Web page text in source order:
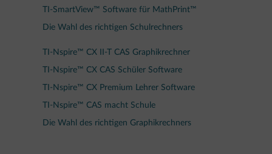
TI-SmartView™ Software für MathPrint™
Die Wahl des richtigen Schulrechners
TI-Nspire™ CX II-T CAS Graphikrechner
TI-Nspire™ CX CAS Schüler Software
TI-Nspire™ CX Premium Lehrer Software
TI-Nspire™ CAS macht Schule
Die Wahl des richtigen Graphikrechners